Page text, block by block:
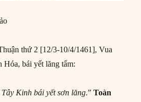
thứ 2 [12/3-10/4/1461], Vua
Hóa, bái yết lăng tẩm:
Kinh bái yết sơn lăng.” Toàn